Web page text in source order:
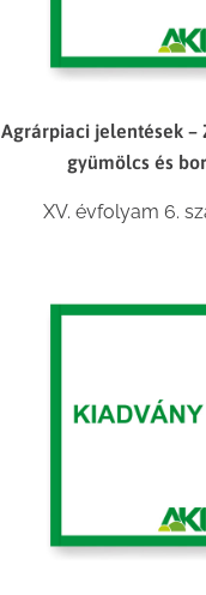
Agrárpiaci jelentések –
gyümölcs és bor
XV. évfolyam 6.